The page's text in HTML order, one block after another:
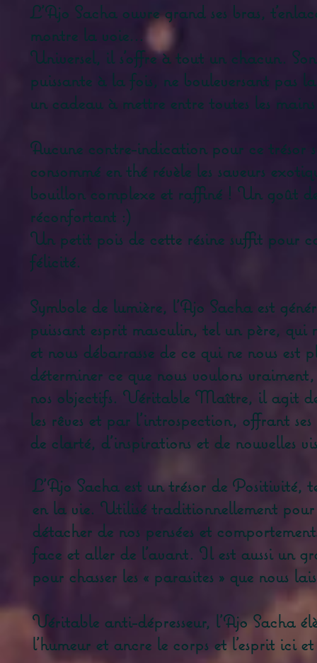
L'Ajo Sacha ouvre grand ses bras,
montre la voie...
Universel, il s'offre à tout un chacun.
puissante à la fois, ne bouleversant pas
un cadeau à mettre entre toutes les
Aucune contre-indication pour ce trésor
consommé en thé révèle les saveurs
bouillon complexe et raffiné ! Un goût
réconfortant :)
Un petit pois de cette résine suffit pour
félicité.
Symbole de lumière, l'Ajo Sacha est
puissant esprit masculin, tel un père, qui
et nous débarrasse de ce qui ne nous est
déterminer ce que nous voulons
nos objectifs. Véritable Maître, il agit
les rêves et par l'introspection, offrant
de clarté, d'inspirations et de nouvelles
L'Ajo Sacha est un trésor de Positivité,
en la vie. Utilisé traditionnellement
détacher de nos pensées et
face et aller de l'avant. Il est aussi un
pour chasser les « parasites » que nous
Véritable anti-dépresseur, l'Ajo Sacha
l'humeur et ancre le corps et l'esprit ici